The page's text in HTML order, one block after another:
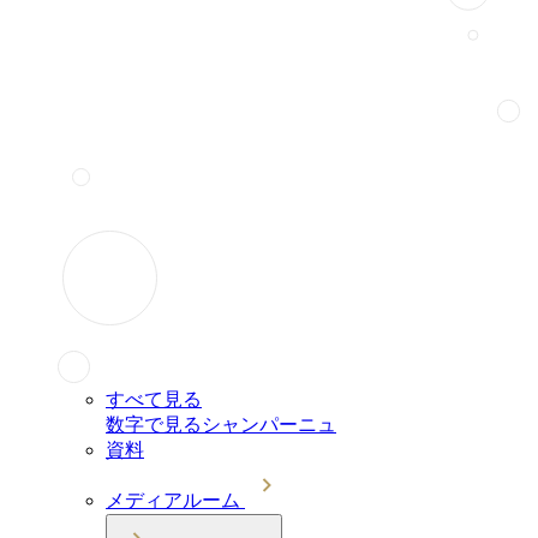
すべて見る
数字で見るシャンパーニュ
資料
メディアルーム